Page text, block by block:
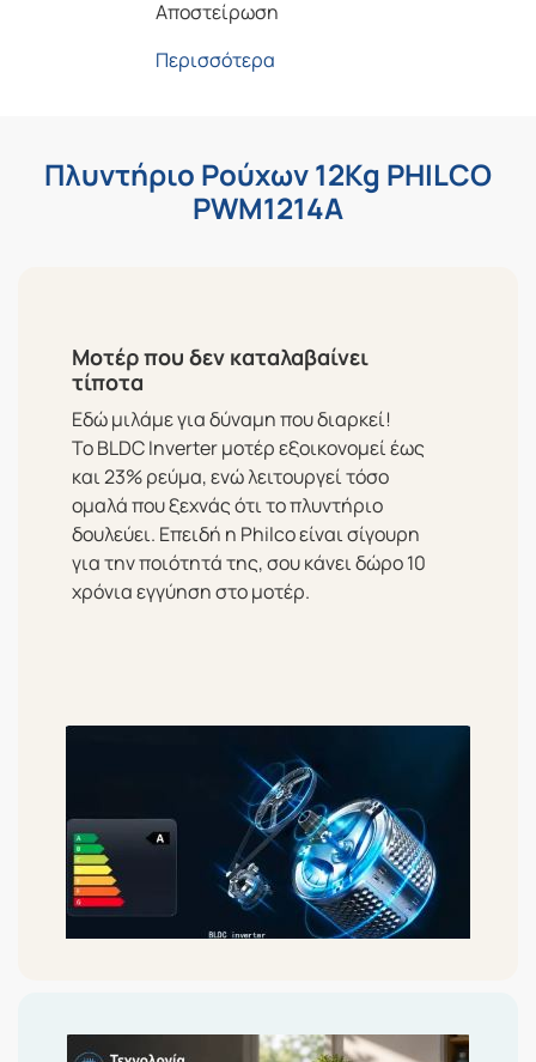
Αποστείρωση
Περισσότερα
Πλυντήριο Ρούχων 12Kg PHILCO
PWM1214A
Μοτέρ που δεν καταλαβαίνει
τίποτα
Εδώ μιλάμε για δύναμη που διαρκεί!
ΤοBLDC Inverter μοτέρεξοικονομεί έως
και 23% ρεύμα, ενώ λειτουργεί τόσο
ομαλά που ξεχνάς ότι το πλυντήριο
δουλεύει. Επειδή η Philco είναι σίγουρη
για την ποιότητά της, σου κάνει δώρο10
χρόνια εγγύησηστο μοτέρ.